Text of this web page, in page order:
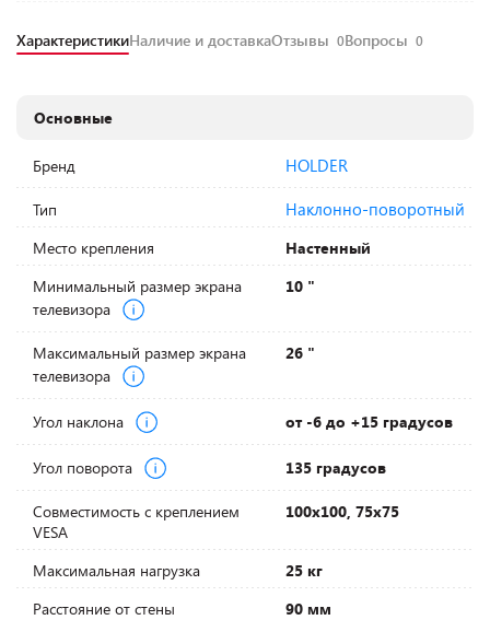
ХарактеристикиНаличие и доставкаОтзывы 0Вопросы 0
Основные
Бренд HOLDER
Тип Наклонно-поворотный
Место крепления
Настенный
Минимальный размер экрана
телевизора
10 "
Максимальный размер экрана
телевизора
26 "
Угол наклона от -6 до +15 градусов
Угол поворота 135 градусов
Совместимость с креплением
VESA
100х100, 75х75
Максимальная нагрузка
25 кг
Расстояние от стены
90 мм